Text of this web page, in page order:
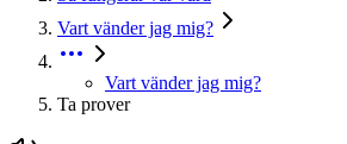
Vart vänder jag mig?
Vart vänder jag mig?
Ta prover